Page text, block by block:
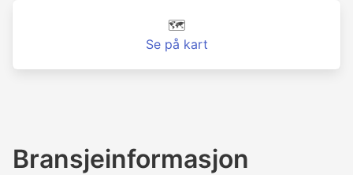
🗺️
Se på kart
Bransjeinformasjon